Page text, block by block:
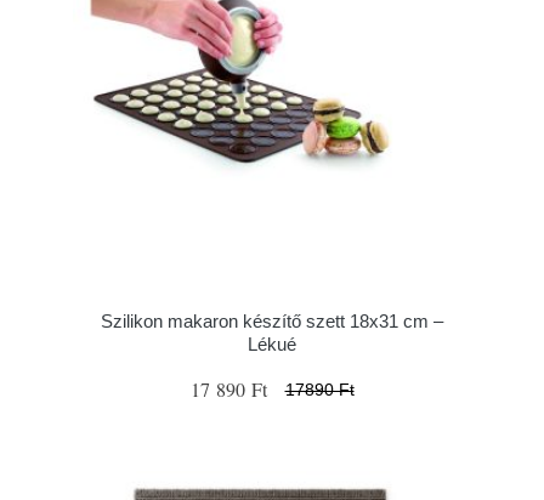
Szilikon makaron készítő szett 18x31 cm –
Lékué
17 890 Ft 17890 Ft